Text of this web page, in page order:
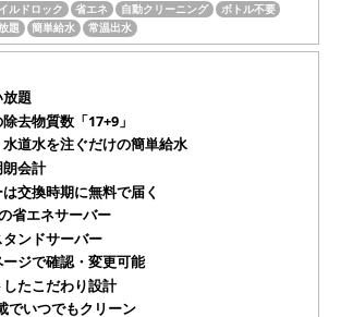
ルドロック 省エネ 自動クリーニング
ボトル不要
題
簡単給水 常温出水
題
去物質数「17+9」
道水を注ぐだけの簡単給水
会計
交換時期に無料で届く
省エネサーバー
ンドサーバー
ジで確認・変更可能
たこだわり設計
でいつでもクリーン